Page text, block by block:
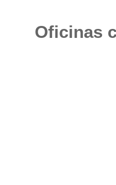
Oficinas